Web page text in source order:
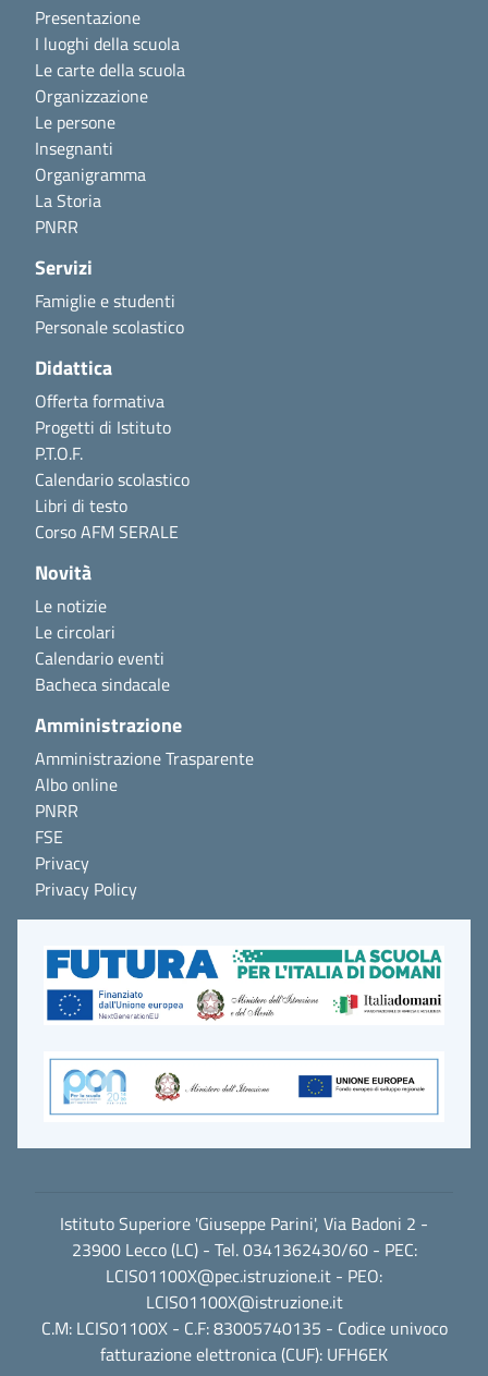
Presentazione
I luoghi della scuola
Le carte della scuola
Organizzazione
Le persone
Insegnanti
Organigramma
La Storia
PNRR
Servizi
Famiglie e studenti
Personale scolastico
Didattica
Offerta formativa
Progetti di Istituto
P.T.O.F.
Calendario scolastico
Libri di testo
Corso AFM SERALE
Novità
Le notizie
Le circolari
Calendario eventi
Bacheca sindacale
Amministrazione
Amministrazione Trasparente
Albo online
PNRR
FSE
Privacy
Privacy Policy
Istituto Superiore 'Giuseppe Parini', Via Badoni 2 -
23900 Lecco (LC) - Tel. 0341362430/60 - PEC:
LCIS01100X@pec.istruzione.it - PEO:
LCIS01100X@istruzione.it
C.M: LCIS01100X - C.F: 83005740135 - Codice univoco
fatturazione elettronica (CUF): UFH6EK